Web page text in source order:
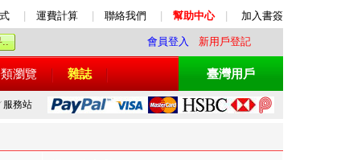
運費計算 聯絡我們 幫助中心 加入書簽
會員登入 新用戶登記
瀏覽 雜誌 臺灣用戶
服務站